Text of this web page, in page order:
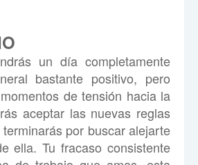
un día completamente
bastante positivo, pero
de tensión hacia la
aceptar las nuevas reglas
por buscar alejarte
ella. Tu fracaso consistente